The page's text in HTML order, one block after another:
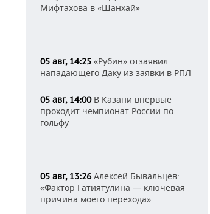
Мифтахова в «Шанхай»
05 авг, 14:25 «Рубин» отзаявил
нападающего Даку из заявки в РПЛ
05 авг, 14:00В Казани впервые
проходит чемпионат России по
гольфу
05 авг, 13:26 Алексей Бывальцев:
«Фактор Гатиятулина — ключевая
причина моего перехода»